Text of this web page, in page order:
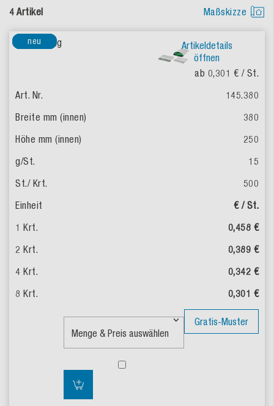
4 Artikel Maßskizze
neu
Artikeldetails
öffnen
ab 0,301 € / St.
145.380
380
250
15
500
€ / St.
0,458 €
0,389 €
0,342 €
0,301 €
Gratis-Muster
neu
neu